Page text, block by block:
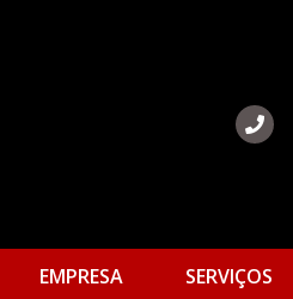
EMPRESA SERVIÇOS